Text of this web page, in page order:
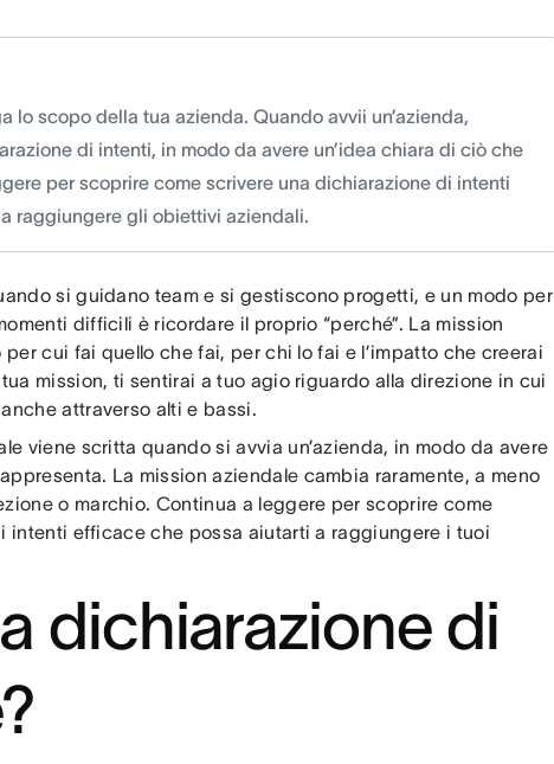
lo scopo della tua azienda. Quando avvii un’azienda,
di intenti, in modo da avere un’idea chiara di ciò che
per scoprire come scrivere una dichiarazione di intenti
raggiungere gli obiettivi aziendali.
si guidano team e si gestiscono progetti, e un modo per
difficili è ricordare il proprio “perché”. La mission
cui fai quello che fai, per chi lo fai e l’impatto che creerai
mission, ti sentirai a tuo agio riguardo alla direzione in cui
attraverso alti e bassi.
viene scritta quando si avvia un’azienda, in modo da avere
La mission aziendale cambia raramente, a meno
o marchio. Continua a leggere per scoprire come
intenti efficace che possa aiutarti a raggiungere i tuoi
dichiarazione di